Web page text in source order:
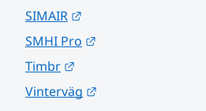
SIMAIR
SMHI Pro
Timbr
Vinterväg